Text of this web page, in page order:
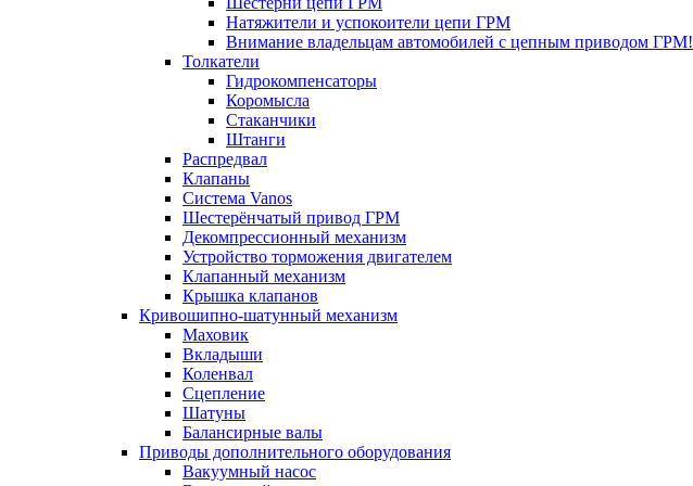
Натяжители и успокоители цепи ГРМ
Внимание владельцам автомобилей с цепным приводом ГРМ!
Толкатели
Гидрокомпенсаторы
Коромысла
Стаканчики
Штанги
Распредвал
Клапаны
Система Vanos
Шестерёнчатый привод ГРМ
Декомпрессионный механизм
Устройство торможения двигателем
Клапанный механизм
Крышка клапанов
Кривошипно-шатунный механизм
Маховик
Вкладыши
Коленвал
Сцепление
Шатуны
Балансирные валы
Приводы дополнительного оборудования
Вакуумный насос